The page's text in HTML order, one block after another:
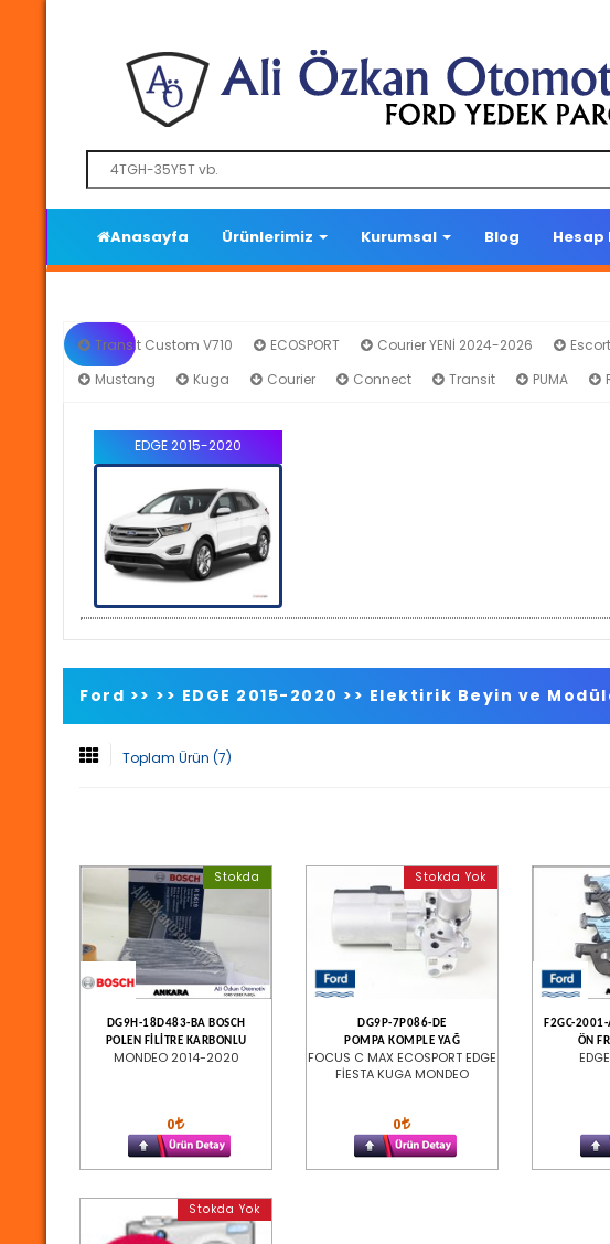
Anasayfa Ürünlerimiz Kurumsal Blog Hesap
Transit Custom V710 ECOSPORT Courier YENİ 2024-2026 Escort
Mustang
Kuga Courier Connect Transit PUMA
EDGE 2015-2020
Ford >> >> EDGE 2015-2020 >> Elektirik Beyin ve
Toplam Ürün (7)
Stokda
DG9H-18D483-BA BOSCH
POLEN FİLİTRE KARBONLU
MONDEO 2014-2020
0
Stokda Yok
DG9P-7P086-DE
POMPA KOMPLE YAĞ
FOCUS C MAX ECOSPORT EDGE
FİESTA KUGA MONDEO
0
F2GC-
ÖN
Stokda Yok